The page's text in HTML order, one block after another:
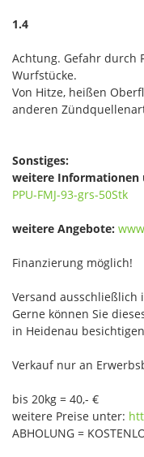
1.4
Achtung. Gefahr durch
Wurfstücke.
Von Hitze, heißen
anderen
Sonstiges:
weitere Informationen
PPU-FMJ-93-grs-50Stk
weitere Angebote:
Finanzierung möglich!
Versand ausschließlich
Gerne können Sie
in Heidenau
Verkauf nur an
bis 20kg = 40,- €
weitere Preise unter:
ABHOLUNG =